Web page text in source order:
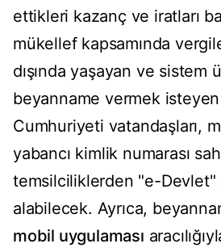
ettikleri kazanç ve iratları
mükellef kapsamında
dışında yaşayan ve sistem
beyanname vermek
Cumhuriyeti vatandaşları,
yabancı kimlik numarası
temsilciliklerden "e-Devlet"
alabilecek. Ayrıca,
mobil uygulaması